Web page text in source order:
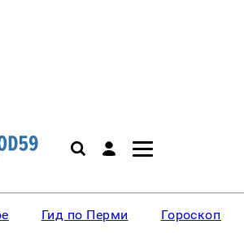
Гид по Перми Гороскопы